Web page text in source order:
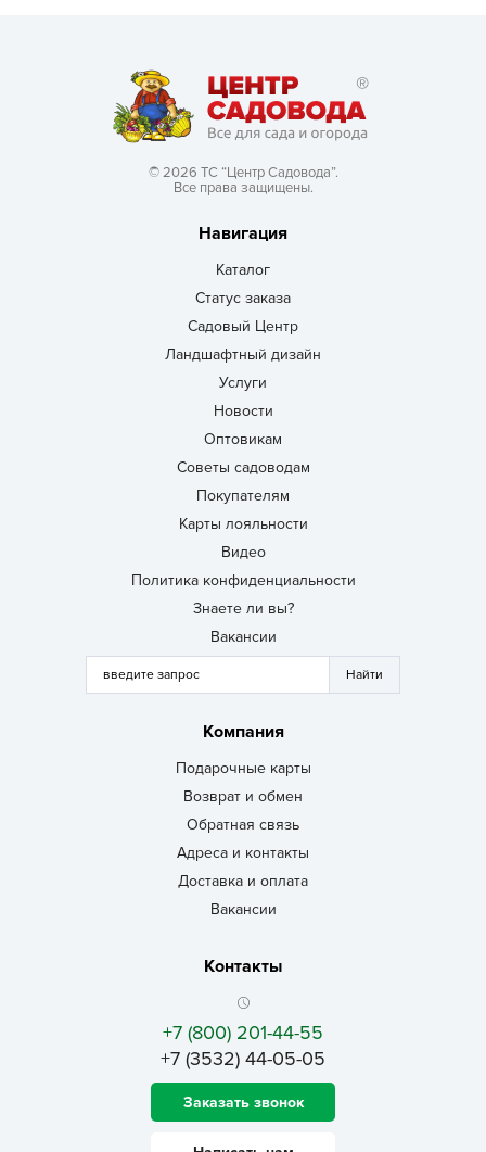
© 2026 ТС “Центр Садовода”.
Все права защищены.
Навигация
Каталог
Статус заказа
Садовый Центр
Ландшафтный дизайн
Услуги
Новости
Оптовикам
Советы садоводам
Покупателям
Карты лояльности
Видео
Политика конфиденциальности
Знаете ли вы?
Вакансии
Компания
Подарочные карты
Возврат и обмен
Обратная связь
Адреса и контакты
Доставка и оплата
Вакансии
Контакты
+7 (800) 201-44-55
+7 (3532) 44-05-05
Заказать звонок